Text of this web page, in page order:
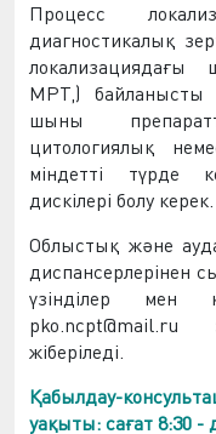
Процесс
диагностикалық
локализациядағы
МРТ,) байланысты
шыны
цитологиялық
міндетті түрде
дискілері болу керек.
Облыстық және
диспансерлерінен
үзінділер мен
pko.ncpt@mail.ru
жіберіледі.
Қабылдау-
уақыты: сағат 8:30 -